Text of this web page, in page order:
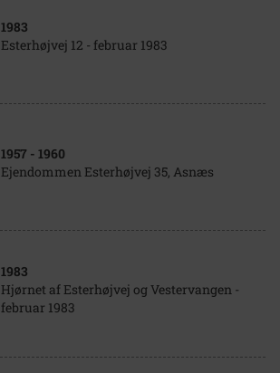
1983
Esterhøjvej 12 - februar 1983
1957 - 1960
Ejendommen Esterhøjvej 35, Asnæs
1983
Hjørnet af Esterhøjvej og Vestervangen -
februar 1983